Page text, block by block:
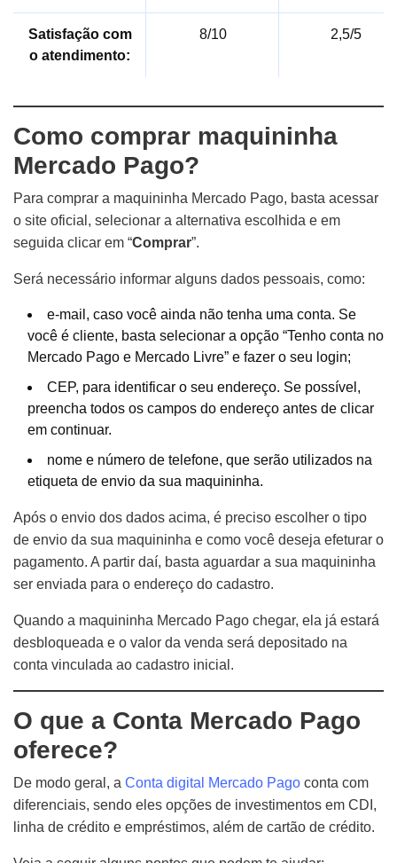
Satisfação com
o atendimento:
8/10 2,5/5
Como comprar maquininha
Mercado Pago?
Para comprar a maquininha Mercado Pago, basta acessar
o site oficial, selecionar a alternativa escolhida e em
seguida clicar em “Comprar”.
Será necessário informar alguns dados pessoais, como:
e-mail, caso você ainda não tenha uma conta. Se
você é cliente, basta selecionar a opção “Tenho conta no
Mercado Pago e Mercado Livre” e fazer o seu login;
CEP, para identificar o seu endereço. Se possível,
preencha todos os campos do endereço antes de clicar
em continuar.
nome e número de telefone, que serão utilizados na
etiqueta de envio da sua maquininha.
Após o envio dos dados acima, é preciso escolher o tipo
de envio da sua maquininha e como você deseja efeturar o
pagamento. A partir daí, basta aguardar a sua maquininha
ser enviada para o endereço do cadastro.
Quando a maquininha Mercado Pago chegar, ela já estará
desbloqueada e o valor da venda será depositado na
conta vinculada ao cadastro inicial.
O que a Conta Mercado Pago
oferece?
De modo geral, a Conta digital Mercado Pago conta com
diferenciais, sendo eles opções de investimentos em CDI,
linha de crédito e empréstimos, além de cartão de crédito.